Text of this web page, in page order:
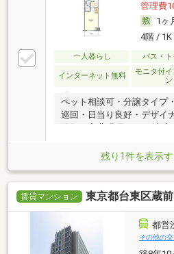
管理費
1ヶ
4階 / 1K
一人暮らし バス・
インターネット無料
モニタ付
ン
ペット相談可・分譲タイプ
巡回・日当り良好・デザイ
代行 ・初期費用カード決済可
残り1件を表示す
賃貸マンション 東京都台東区蔵
都営
その他の交